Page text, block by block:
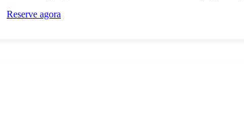
Reserve agora